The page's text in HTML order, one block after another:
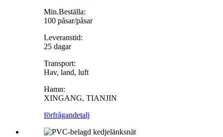
Min.Beställa:
100 påsar/påsar
Leveranstid:
25 dagar
Transport:
Hav, land, luft
Hamn:
XINGANG, TIANJIN
förfrågandetalj